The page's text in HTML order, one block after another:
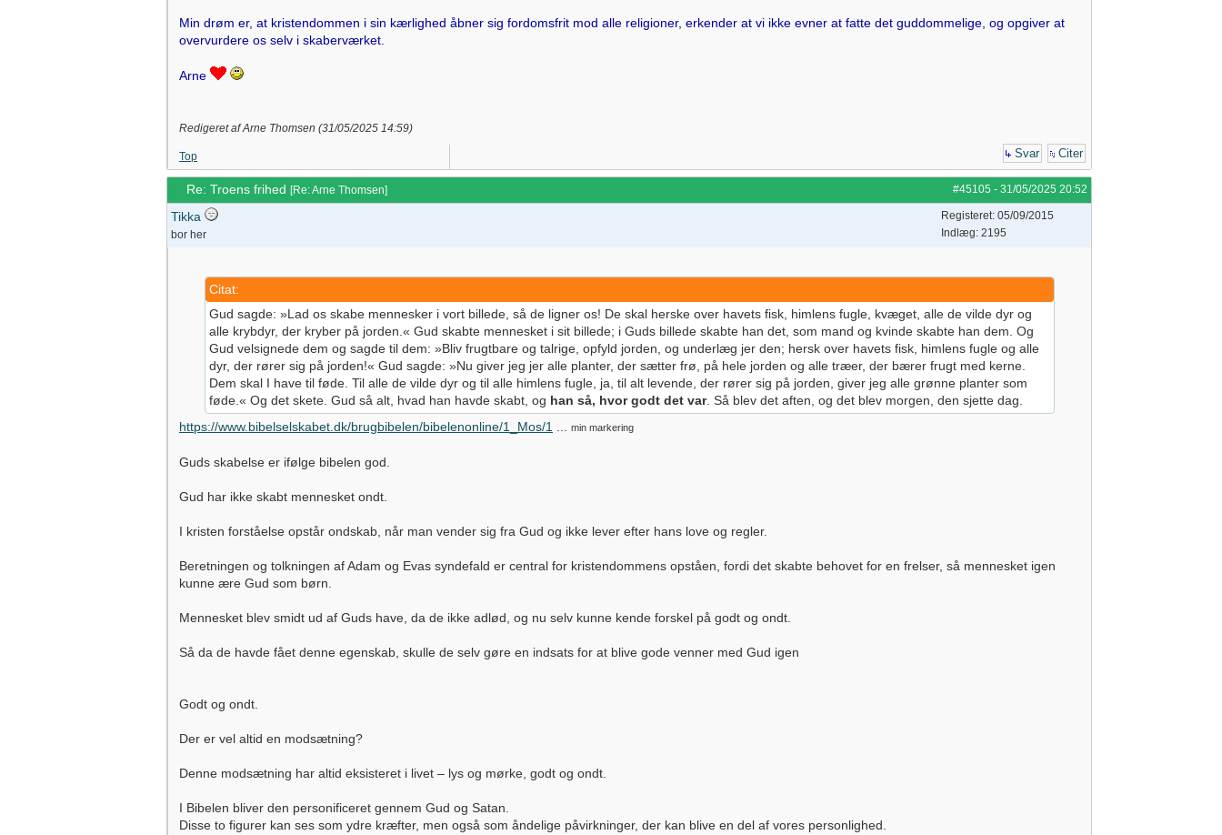
Min drøm er, at kristendommen i sin kærlighed åbner sig fordomsfrit mod alle religioner, erkender at vi ikke evner at fatte det guddommelige, og opgiver at
overvurdere os selv i skaberværket.
Arne
Redigeret af Arne Thomsen (31/05/2025 14:59)
Top Svar Citer
#45105 - 31/05/2025 20:52
Re: Troens frihed [Re: Arne Thomsen]
Tikka
bor her
Registeret: 05/09/2015
Indlæg: 2195
Citat:
Gud sagde: »Lad os skabe mennesker i vort billede, så de ligner os! De skal herske over havets fisk, himlens fugle, kvæget, alle de vilde dyr og
alle krybdyr, der kryber på jorden.« Gud skabte mennesket i sit billede; i Guds billede skabte han det, som mand og kvinde skabte han dem. Og
Gud velsignede dem og sagde til dem: »Bliv frugtbare og talrige, opfyld jorden, og underlæg jer den; hersk over havets fisk, himlens fugle og alle
dyr, der rører sig på jorden!« Gud sagde: »Nu giver jeg jer alle planter, der sætter frø, på hele jorden og alle træer, der bærer frugt med kerne.
Dem skal I have til føde. Til alle de vilde dyr og til alle himlens fugle, ja, til alt levende, der rører sig på jorden, giver jeg alle grønne planter som
føde.« Og det skete. Gud så alt, hvad han havde skabt, og han så, hvor godt det var. Så blev det aften, og det blev morgen, den sjette dag.
https://www.bibelselskabet.dk/brugbibelen/bibelenonline/1_Mos/1
min markering
Guds skabelse er ifølge bibelen god.
Gud har ikke skabt mennesket ondt.
I kristen forståelse opstår ondskab, når man vender sig fra Gud og ikke lever efter hans love og regler.
Beretningen og tolkningen af Adam og Evas syndefald er central for kristendommens opståen, fordi det skabte behovet for en frelser, så mennesket igen
kunne ære Gud som børn.
Mennesket blev smidt ud af Guds have, da de ikke adlød, og nu selv kunne kende forskel på godt og ondt.
Så da de havde fået denne egenskab, skulle de selv gøre en indsats for at blive gode venner med Gud igen
Godt og ondt.
Der er vel altid en modsætning?
Denne modsætning har altid eksisteret i livet – lys og mørke, godt og ondt.
I Bibelen bliver den personificeret gennem Gud og Satan.
Disse to figurer kan ses som ydre kræfter, men også som åndelige påvirkninger, der kan blive en del af vores personlighed.